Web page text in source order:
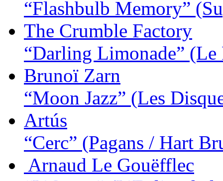
“Flashbulb Memory”
The Crumble Factory
“Darling Limonade” (Le
Brunoï Zarn
“Moon Jazz” (Les
Artús
“Cerc” (Pagans / Hart
Arnaud Le Gouëfflec